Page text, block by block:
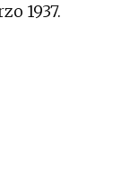
1937.